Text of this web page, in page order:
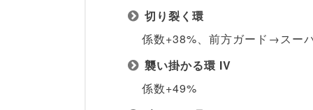
切り裂く環
係数+38%、前方ガード→スー
襲い掛かる環 IV
係数+49%